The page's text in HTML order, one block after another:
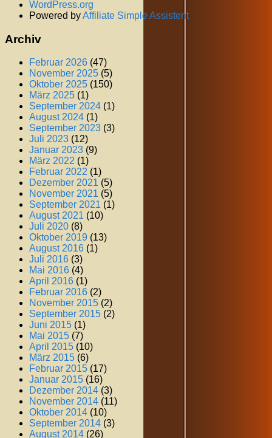
WordPress.org
Powered byAffiliate Simple Assistent
Archiv
Februar 2026 (47)
November 2025 (5)
Oktober 2025 (150)
März 2025 (1)
September 2024 (1)
August 2024 (1)
September 2023 (3)
Juli 2023 (12)
Januar 2023 (9)
März 2022 (1)
Februar 2022 (1)
Dezember 2021 (5)
November 2021 (5)
September 2021 (1)
August 2021 (10)
Juli 2020 (8)
Oktober 2019 (13)
August 2016 (1)
Juli 2016 (3)
Mai 2016 (4)
April 2016 (1)
Februar 2016 (2)
November 2015 (2)
September 2015 (2)
Juni 2015 (1)
Mai 2015 (7)
April 2015 (10)
März 2015 (6)
Februar 2015 (17)
Januar 2015 (16)
Dezember 2014 (3)
November 2014 (11)
Oktober 2014 (10)
September 2014 (3)
August 2014 (26)